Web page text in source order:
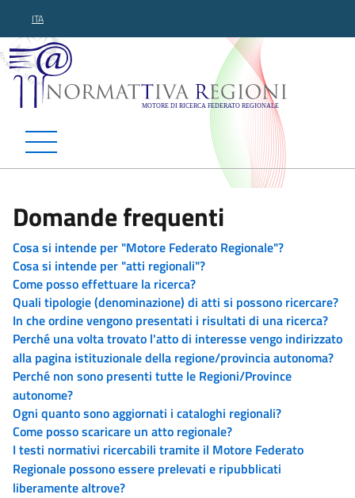
ITA
Normattiva Regioni -
Domande frequenti
Cosa si intende per "Motore Federato Regionale"?
Cosa si intende per "atti regionali"?
Come posso effettuare la ricerca?
Quali tipologie (denominazione) di atti si possono ricercare?
In che ordine vengono presentati i risultati di una ricerca?
Perché una volta trovato l'atto di interesse vengo indirizzato
alla pagina istituzionale della regione/provincia autonoma?
Perché non sono presenti tutte le Regioni/Province
autonome?
Ogni quanto sono aggiornati i cataloghi regionali?
Come posso scaricare un atto regionale?
I testi normativi ricercabili tramite il Motore Federato
Regionale possono essere prelevati e ripubblicati
liberamente altrove?